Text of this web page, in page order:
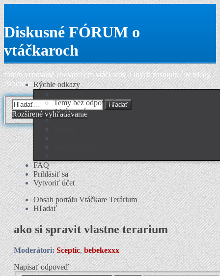
Diskusné FÓRUM o
vtáčkaroch
fórum venované chovateľom vtáčkarov a iných zastupiteľov triedy
Arachnida
Hľadať
Rozšírené vyhľadávanie
Rýchle odkazy
Temy bez odpovedí
Aktívne témy
FAQ
Prihlásiť sa
Vytvoriť účet
Obsah portálu Vtáčkare Terárium
Hľadať
ako si spravit vlastne terarium
Moderátori: Sceptic,bebekexxx
Napísať odpoveď